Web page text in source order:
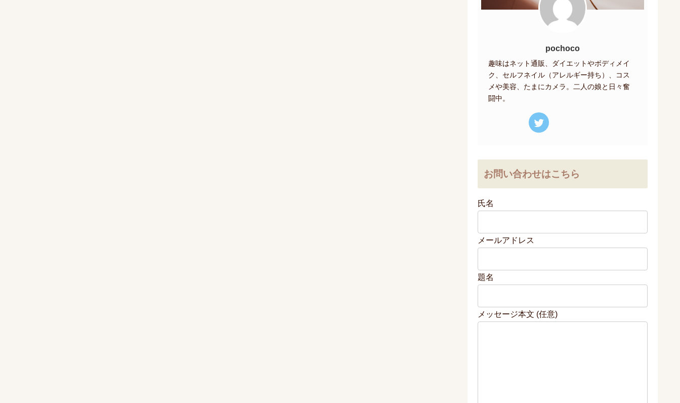
pochoco
趣味はネット通販、ダイエットやボディメイ
ク、セルフネイル（アレルギー持ち）、コス
メや美容、たまにカメラ。二人の娘と日々奮
闘中。
お問い合わせはこちら
氏名
メールアドレス
題名
メッセージ本文 (任意)